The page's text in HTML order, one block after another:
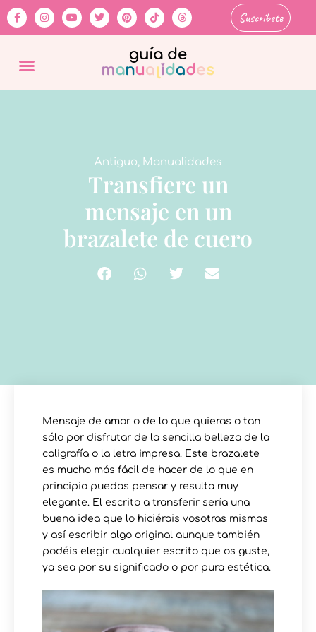
Suscríbete
Antiguo, Manualidades
Transfiere un
mensaje en un
brazalete de cuero
Mensaje de amor o de lo que quieras o tan
sólo por disfrutar de la sencilla belleza de la
caligrafía o la letra impresa. Este brazalete
es mucho más fácil de hacer de lo que en
principio puedas pensar y resulta muy
elegante. El escrito a transferir sería una
buena idea que lo hiciérais vosotras mismas
y así escribir algo original aunque también
podéis elegir cualquier escrito que os guste,
ya sea por su significado o por pura estética.